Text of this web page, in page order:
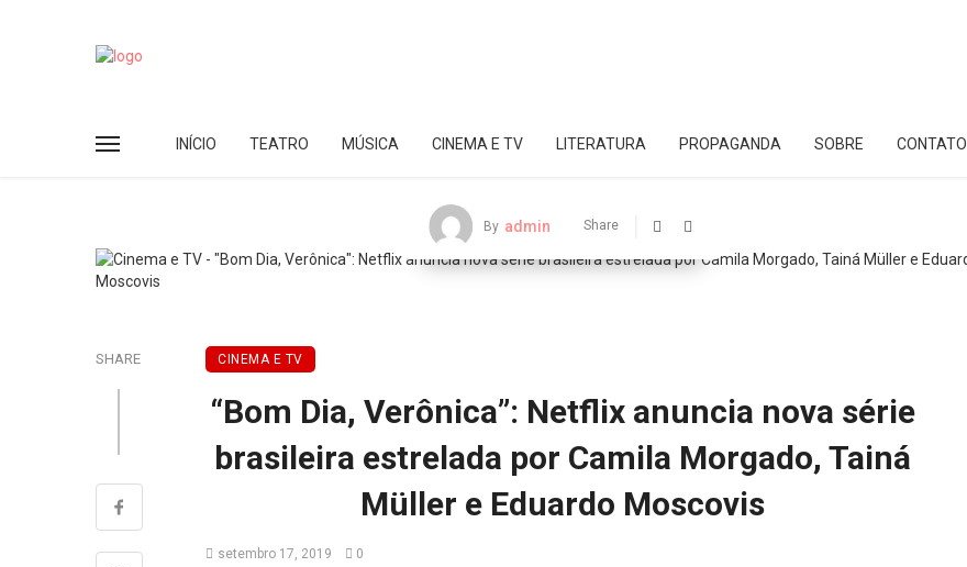
INÍCIO TEATRO MÚSICA CINEMA E TV LITERATURA PROPAGANDA SOBRE CONTATO
By admin Share
SHARE CINEMA E TV
“Bom Dia, Verônica”: Netflix anuncia nova série
brasileira estrelada por Camila Morgado, Tainá
Müller e Eduardo Moscovis
setembro 17, 2019 0